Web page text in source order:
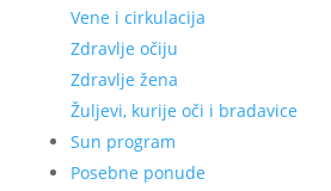
Vene i cirkulacija
Zdravlje očiju
Zdravlje žena
Žuljevi, kurije oči i bradavice
Sun program
Posebne ponude